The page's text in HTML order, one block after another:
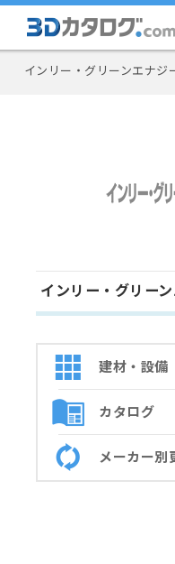
インリー・グリーンエナジ
インリー・グリー
建材・設備
カタログ
メーカー別